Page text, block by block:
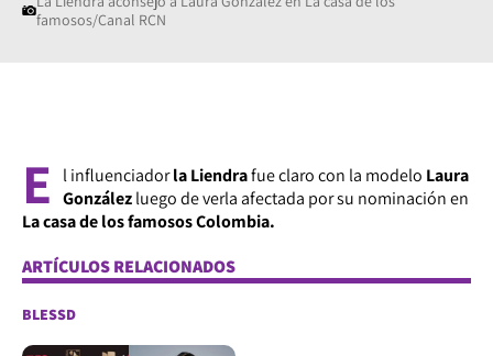
famosos/Canal RCN
E l influenciadorla Liendrafue claro con la modelo Laura
Gonzálezluego de verla afectada por su nominación en
La casa de los famosos Colombia.
ARTÍCULOS RELACIONADOS
BLESSD